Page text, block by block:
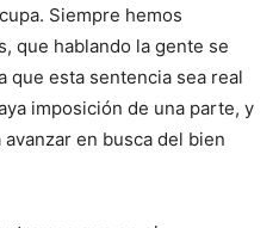
Siem­pre hemos
que ha­blando la gente se
que esta sentencia sea real
imposición de una parte, y
en busca del bien